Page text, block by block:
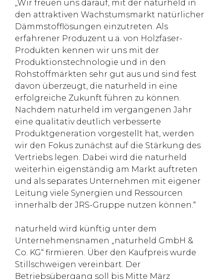
„Wir freuen uns darauf, mit der naturheld in
den attraktiven Wachstumsmarkt natürlicher
Dämmstofflösungen einzutreten. Als
erfahrener Produzent u.a. von Holzfaser-
Produkten kennen wir uns mit der
Produktionstechnologie und in den
Rohstoffmärkten sehr gut aus und sind fest
davon überzeugt, die naturheld in eine
erfolgreiche Zukunft führen zu können.
Nachdem naturheld im vergangenen Jahr
eine qualitativ deutlich verbesserte
Produktgeneration vorgestellt hat, werden
wir den Fokus zunächst auf die Stärkung des
Vertriebs legen. Dabei wird die naturheld
weiterhin eigenständig am Markt auftreten
und als separates Unternehmen mit eigener
Leitung viele Synergien und Ressourcen
innerhalb der JRS-Gruppe nutzen können.“
naturheld wird künftig unter dem
Unternehmensnamen „naturheld GmbH &
Co. KG“ firmieren. Über den Kaufpreis wurde
Stillschweigen vereinbart. Der
Betriebsübergang soll bis Mitte März